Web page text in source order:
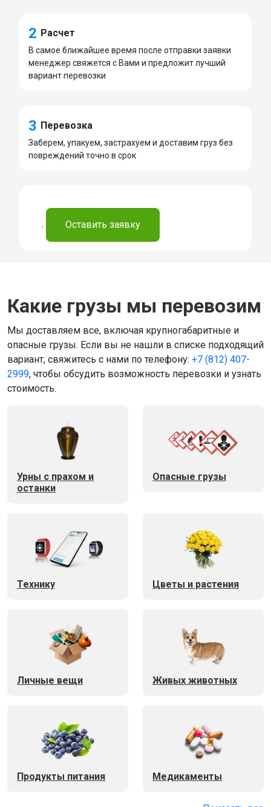
2 Расчет
В самое ближайшее время после отправки заявки
менеджер свяжется с Вами и предложит лучший
вариант перевозки
3 Перевозка
Заберем, упакуем, застрахуем и доставим груз без
повреждений точно в срок
. Оставить заявку
Какие грузы мы перевозим
Мы доставляем все, включая крупногабаритные и
опасные грузы. Если вы не нашли в списке подходящий
вариант, свяжитесь с нами по телефону: +7 (812) 407-
2999, чтобы обсудить возможность перевозки и узнать
стоимость.
Урны с прахом и
останки
Опасные грузы
Технику Цветы и растения
Личные вещи Живых животных
Продукты питания Медикаменты